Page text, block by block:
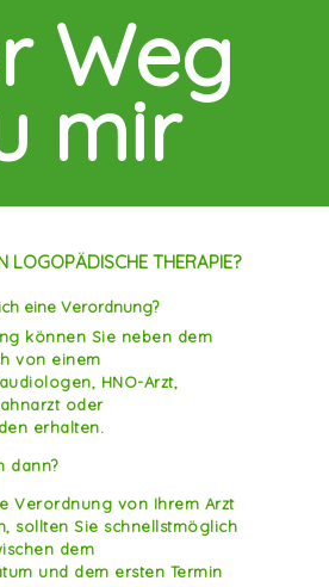
Weg
mir
ZU MIR
LOGOPÄDISCHE THERAPIE?
eine Verordnung?
können Sie neben dem
von einem
HNO-Arzt,
oder
erhalten.
dann?
Verordnung von Ihrem Arzt
sollten Sie schnellstmöglich
dem
und dem ersten Termin